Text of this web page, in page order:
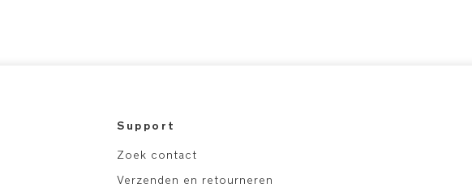
Support
Zoek contact
Verzenden en retourneren